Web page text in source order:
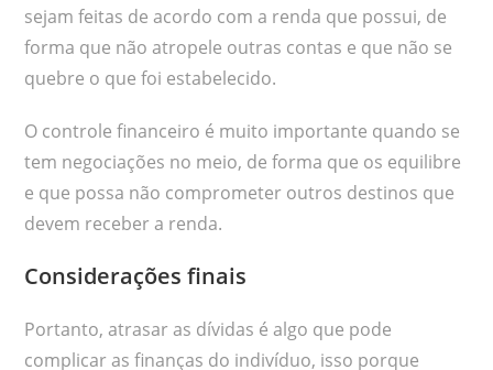
sejam feitas de acordo com a renda que possui, de
forma que não atropele outras contas e que não se
quebre o que foi estabelecido.
O controle financeiro é muito importante quando se
tem negociações no meio, de forma que os equilibre
e que possa não comprometer outros destinos que
devem receber a renda.
Considerações finais
Portanto, atrasar as dívidas é algo que pode
complicar as finanças do indivíduo, isso porque